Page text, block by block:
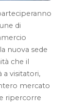
di
nuova sede
che il
a visitatori,
mercato
ripercorre